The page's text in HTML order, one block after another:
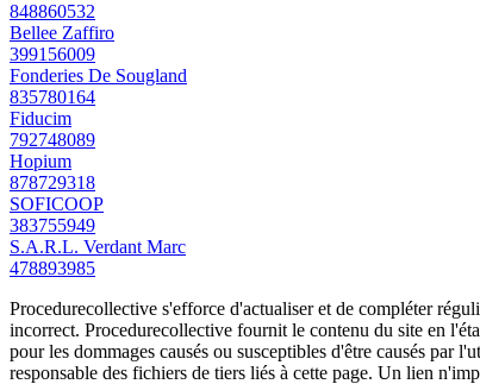
848860532
Bellee Zaffiro
399156009
Fonderies De Sougland
835780164
Fiducim
792748089
Hopium
878729318
SOFICOOP
383755949
S.A.R.L. Verdant Marc
478893985
Procedurecollective s'efforce d'actualiser et de compléter
incorrect. Procedurecollective fournit le contenu du site en
pour les dommages causés ou susceptibles d'être causés par
responsable des fichiers de tiers liés à cette page. Un lien